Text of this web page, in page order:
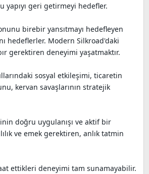
yapıyı geri getirmeyi hedefler.
birebir yansıtmayı hedefleyen
hedeflerler. Modern Silkroad'daki
gerektiren deneyimi yaşatmaktır.
sosyal etkileşimi, ticaretin
kervan savaşlarının stratejik
doğru uygulanışı ve aktif bir
ve emek gerektiren, anlık tatmin
ettikleri deneyimi tam sunamayabilir.